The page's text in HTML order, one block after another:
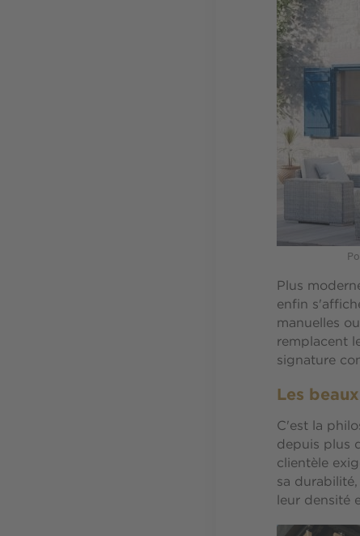
Plus
enfin
manuelles
remplacent
signature
Les
C'est la
depuis plus
clientèle
sa
leur densité